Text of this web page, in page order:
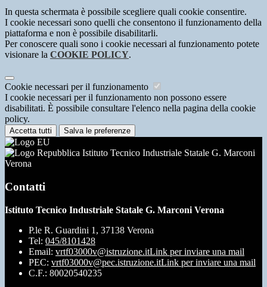
In questa schermata è possibile scegliere quali cookie consentire.
I cookie necessari sono quelli che consentono il funzionamento della
piattaforma e non è possibile disabilitarli.
Per conoscere quali sono i cookie necessari al funzionamento potete
visionare la COOKIE POLICY.
Cookie necessari per il funzionamento
I cookie necessari per il funzionamento non possono essere
disabilitati. È possibile consultare l'elenco nella pagina della cookie
policy.
Accetta tutti Salva le preferenze
Istituto Tecnico Industriale Statale G. Marconi
Verona
Contatti
Istituto Tecnico Industriale Statale G. Marconi Verona
P.le R. Guardini 1, 37138 Verona
Tel: 045/8101428
Email: vrtf03000v@istruzione.itLink per inviare una mail
PEC: vrtf03000v@pec.istruzione.itLink per inviare una mail
C.F.: 80020540235